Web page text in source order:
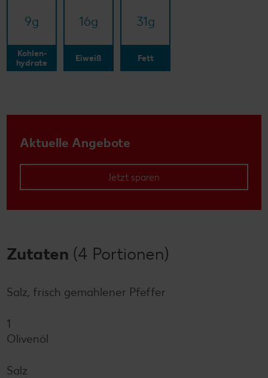
9g
Kohlen-
hydrate
16g
Eiweiß
31g
Fett
Aktuelle Angebote
Jetzt sparen
Zutaten (4 Portionen)
Salz, frisch gemahlener Pfeffer
1
Olivenöl
Salz